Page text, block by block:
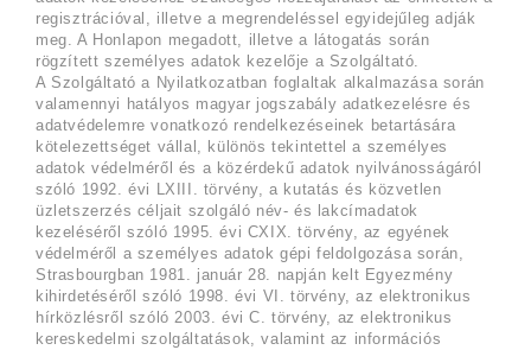
regisztrációval, illetve a megrendeléssel egyidejűleg adják
meg. A Honlapon megadott, illetve a látogatás során
rögzített személyes adatok kezelője a Szolgáltató.
A Szolgáltató a Nyilatkozatban foglaltak alkalmazása során
valamennyi hatályos magyar jogszabály adatkezelésre és
adatvédelemre vonatkozó rendelkezéseinek betartására
kötelezettséget vállal, különös tekintettel a személyes
adatok védelméről és a közérdekű adatok nyilvánosságáról
szóló 1992. évi LXIII. törvény, a kutatás és közvetlen
üzletszerzés céljait szolgáló név- és lakcímadatok
kezeléséről szóló 1995. évi CXIX. törvény, az egyének
védelméről a személyes adatok gépi feldolgozása során,
Strasbourgban 1981. január 28. napján kelt Egyezmény
kihirdetéséről szóló 1998. évi VI. törvény, az elektronikus
hírközlésről szóló 2003. évi C. törvény, az elektronikus
kereskedelmi szolgáltatások, valamint az információs